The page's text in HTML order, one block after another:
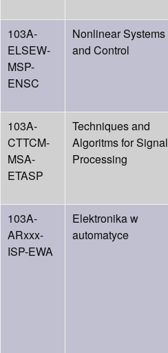
103A-
ELSEW-
MSP-
ENSC
Nonlinear Systems
and Control
103A-
CTTCM-
MSA-
ETASP
Techniques and
Algoritms for Signal
Processing
103A-
ARxxx-
ISP-EWA
Elektronika w
automatyce